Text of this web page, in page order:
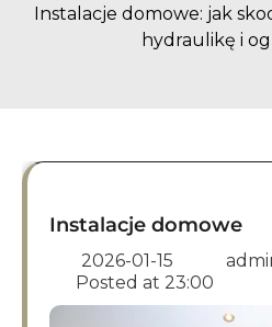
Instalacje domowe: jak
hydraulikę i
Instalacje domowe
2026-01-15
Posted at 23:00